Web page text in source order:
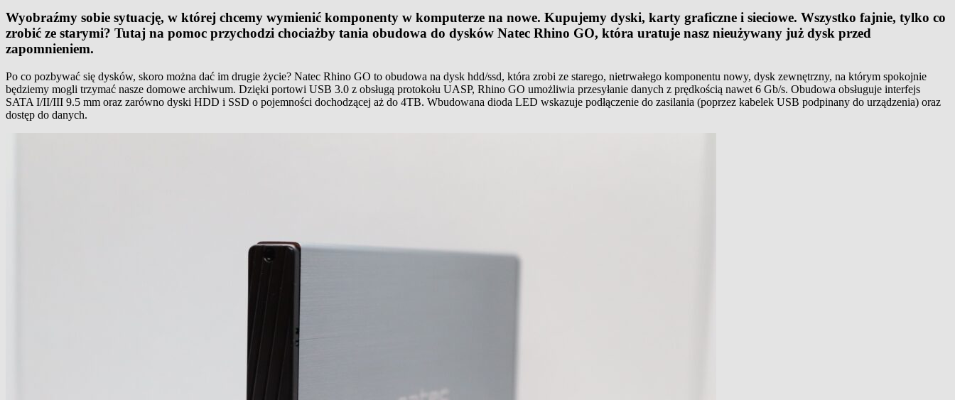
Wyobraźmy sobie sytuację, w której chcemy wymienić komponenty w komputerze na nowe. Kupujemy dyski, karty graficzne i sieciowe. Wszystko fajnie, tylko co
zrobić ze starymi? Tutaj na pomoc przychodzi chociażby tania obudowa do dysków Natec Rhino GO, która uratuje nasz nieużywany już dysk przed
zapomnieniem.
Po co pozbywać się dysków, skoro można dać im drugie życie? Natec Rhino GO to obudowa na dysk hdd/ssd, która zrobi ze starego, nietrwałego komponentu nowy, dysk zewnętrzny, na którym spokojnie
będziemy mogli trzymać nasze domowe archiwum. Dzięki portowi USB 3.0 z obsługą protokołu UASP, Rhino GO umożliwia przesyłanie danych z prędkością nawet 6 Gb/s. Obudowa obsługuje interfejs
SATA I/II/III 9.5 mm oraz zarówno dyski HDD i SSD o pojemności dochodzącej aż do 4TB. Wbudowana dioda LED wskazuje podłączenie do zasilania (poprzez kabelek USB podpinany do urządzenia) oraz
dostęp do danych.